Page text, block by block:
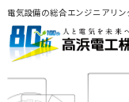
電気設備の総合エンジニアリ